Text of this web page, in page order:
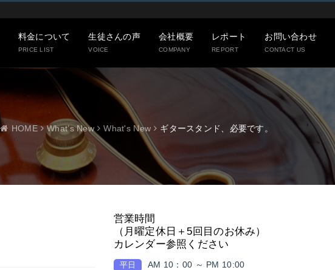
料金について
PRICE LIST
生徒さんの声
VOICE
会社概要
COMPANY
レポート
REPORT
お問い合わせ
CONTACT US
HOME What’s New What's New ギタースタンド、必要です。
営業時間
（月曜定休日＋5回目のお休み）
カレンダー参照ください
平日 AM 10：00 ～ PM 10:00